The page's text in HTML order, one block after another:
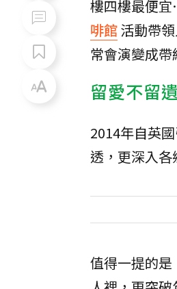
樓四樓最便
啡館活動帶領
常會演變成帶
留愛不留
2014年自英
透，更深入各
值得一提的